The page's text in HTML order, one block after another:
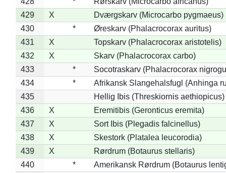
429
X
Dværgskarv (Microcarbo pygmaeus)
430
*
Øreskarv (Phalacrocorax auritus)
431
X
Topskarv (Phalacrocorax aristotelis)
432
X
Skarv (Phalacrocorax carbo)
433
*
Socotraskarv (Phalacrocorax
434
*
Afrikansk Slangehalsfugl (Anhinga
435
Hellig Ibis (Threskiornis aethiopicus)
436
X
Eremitibis (Geronticus eremita)
437
X
Sort Ibis (Plegadis falcinellus)
438
X
Skestork (Platalea leucorodia)
439
X
Rørdrum (Botaurus stellaris)
440
*
Amerikansk Rørdrum (Botaurus